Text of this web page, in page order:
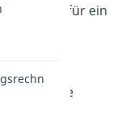
nur für ein
wie
KGs